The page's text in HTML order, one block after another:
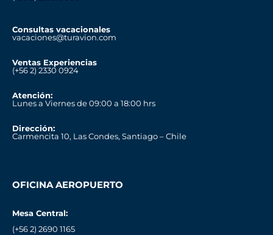
Consultas vacacionales
vacaciones@turavion.com
Ventas Experiencias
(+56 2) 2330 0924
Atención:
Lunes a Viernes de 09:00 a 18:00 hrs
Dirección:
Carmencita 10, Las Condes, Santiago – Chile
OFICINA AEROPUERTO
Mesa Central:
(+56 2) 2690 1165